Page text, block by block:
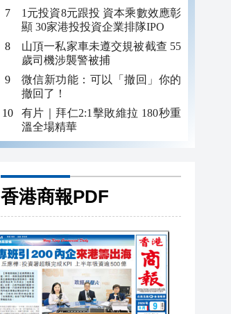
好培訓工作
1元投資8元跟投 資本乘數效應彰
顯 30家港投投資企業排隊IPO
山頂一私家車未遵交規被截查 55
歲司機涉襲警被捕
微信新功能：可以「撤回」你的
撤回了！
有片｜拜仁2:1擊敗維拉 180秒重
溫全場精華
香港商報PDF